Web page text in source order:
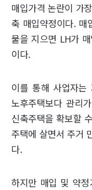
매입가격 논란이 가
축 매입약정이다. 매
물을 지으면 LH가
이다.
이를 통해 사업자는
노후주택보다 관리
신축주택을 확보할
주택에 살면서 주거
다.
하지만 매입 및 약